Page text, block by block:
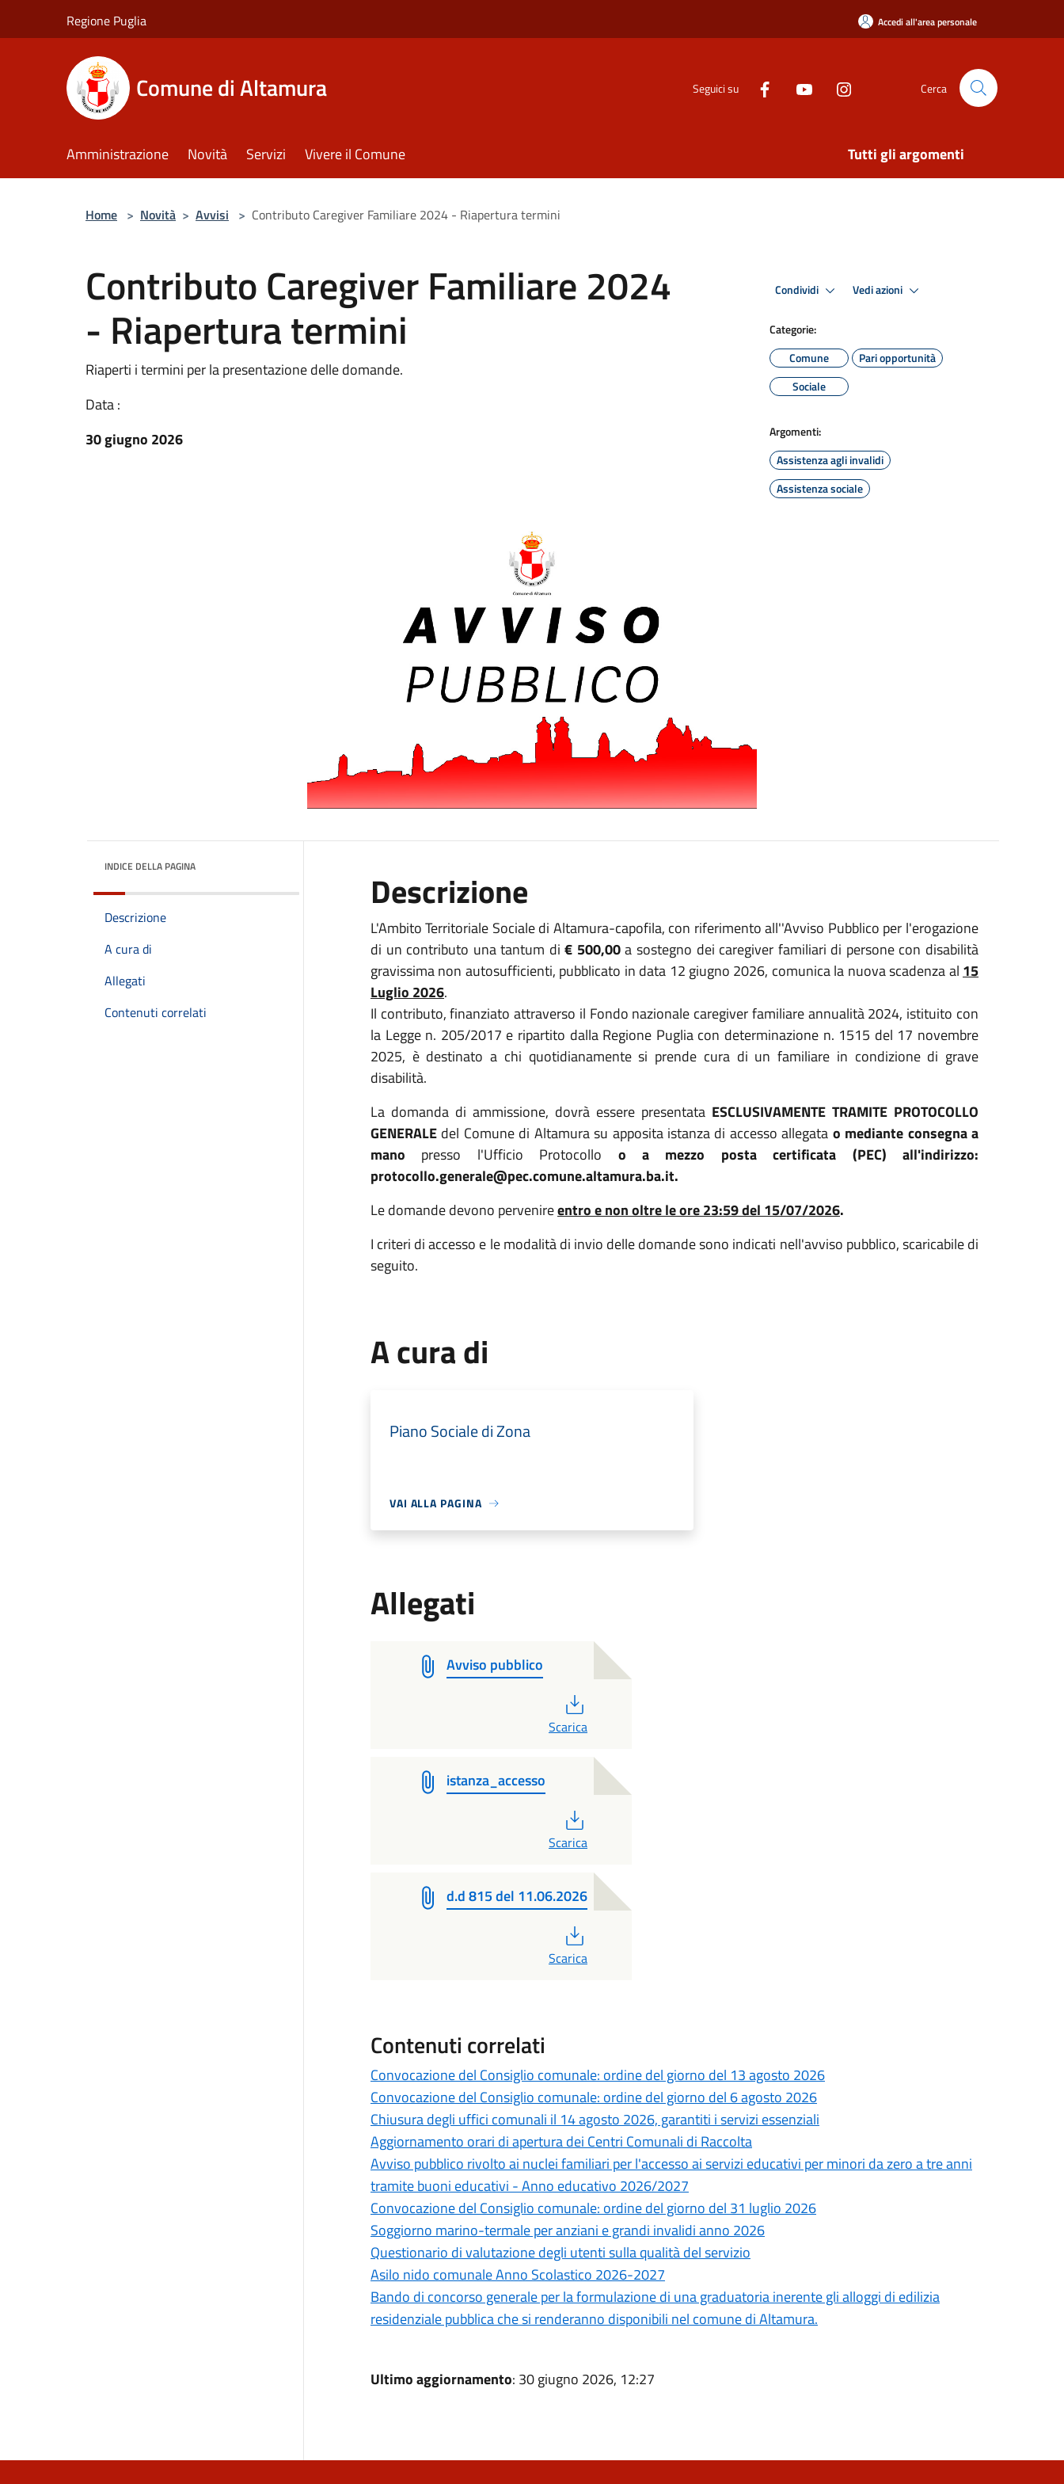
Regione Puglia Accedi all'area personale
Comune di Altamura Seguici su Cerca
Amministrazione Novità Servizi Vivere il Comune Tutti gli argomenti
Home > Novità > Avvisi > Contributo Caregiver Familiare 2024 - Riapertura termini
Contributo Caregiver Familiare 2024
- Riapertura termini
Riaperti i termini per la presentazione delle domande.
Data :
30 giugno 2026
Condividi Vedi azioni
Categorie:
Comune
Pari opportunità
Sociale
Argomenti:
Assistenza agli invalidi
Assistenza sociale
INDICE DELLA PAGINA
Descrizione
A cura di
Allegati
Contenuti correlati
Descrizione
L'Ambito Territoriale Sociale di Altamura-capofila, con riferimento all''Avviso Pubblico per l'erogazione
di un contributo una tantum di € 500,00a sostegno dei caregiver familiari di persone con disabilità
gravissima non autosufficienti, pubblicato in data 12 giugno 2026, comunica la nuova scadenza al 15
Luglio 2026.
Il contributo, finanziato attraverso il Fondo nazionale caregiver familiare annualità 2024, istituito con
la Legge n. 205/2017 e ripartito dalla Regione Puglia con determinazione n. 1515 del 17 novembre
2025, è destinato a chi quotidianamente si prende cura di un familiare in condizione di grave
disabilità.
La domanda di ammissione, dovrà essere presentata ESCLUSIVAMENTE TRAMITE PROTOCOLLO
GENERALEdel Comune di Altamura su apposita istanza di accesso allegata o mediante consegna a
mano presso l'Ufficio Protocollo o a mezzo posta certificata (PEC) all'indirizzo:
protocollo.generale@pec.comune.altamura.ba.it.
Le domande devono pervenireentro e non oltre le ore23:59 del 15/07/2026.
I criteri di accesso e le modalità di invio delle domande sono indicati nell'avviso pubblico, scaricabile di
seguito.
A cura di
Piano Sociale di Zona
VAI ALLA PAGINA
Allegati
Avviso pubblico
Scarica
istanza_accesso
Scarica
d.d 815 del 11.06.2026
Scarica
Contenuti correlati
Convocazione del Consiglio comunale: ordine del giorno del 13 agosto 2026
Convocazione del Consiglio comunale: ordine del giorno del 6 agosto 2026
Chiusura degli uffici comunali il 14 agosto 2026, garantiti i servizi essenziali
Aggiornamento orari di apertura dei Centri Comunali di Raccolta
Avviso pubblico rivolto ai nuclei familiari per l'accesso ai servizi educativi per minori da zero a tre anni
tramite buoni educativi - Anno educativo 2026/2027
Convocazione del Consiglio comunale: ordine del giorno del 31 luglio 2026
Soggiorno marino-termale per anziani e grandi invalidi anno 2026
Questionario di valutazione degli utenti sulla qualità del servizio
Asilo nido comunale Anno Scolastico 2026-2027
Bando di concorso generale per la formulazione di una graduatoria inerente gli alloggi di edilizia
residenziale pubblica che si renderanno disponibili nel comune di Altamura.
Ultimo aggiornamento: 30 giugno 2026, 12:27